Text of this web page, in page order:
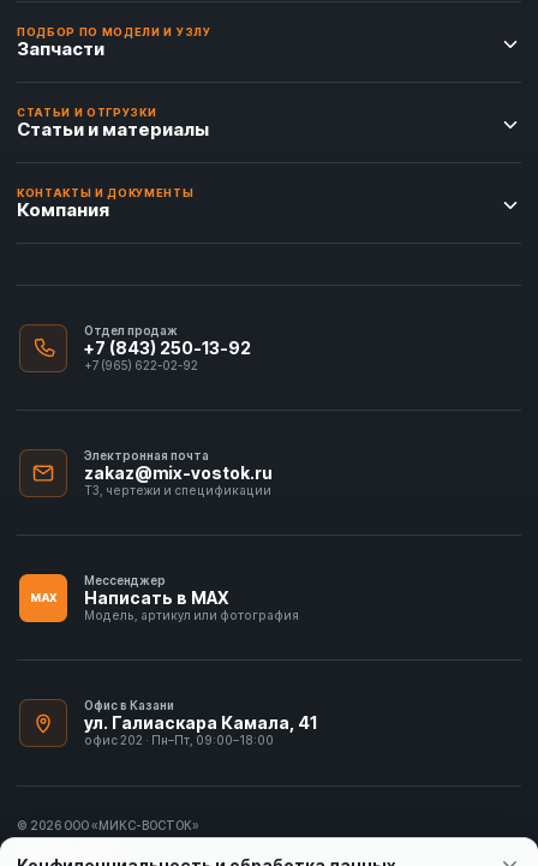
ПОДБОР ПО МОДЕЛИ И УЗЛУ
Запчасти
СТАТЬИ И ОТГРУЗКИ
Статьи и материалы
КОНТАКТЫ И ДОКУМЕНТЫ
Компания
Отдел продаж
+7 (843) 250-13-92
+7 (965) 622-02-92
Электронная почта
zakaz@mix-vostok.ru
ТЗ, чертежи и спецификации
MAX
Мессенджер
Написать в MAX
Модель, артикул или фотография
Офис в Казани
ул. Галиаскара Камала, 41
офис 202 · Пн–Пт, 09:00–18:00
© 2026 ООО «МИКС-ВОСТОК»